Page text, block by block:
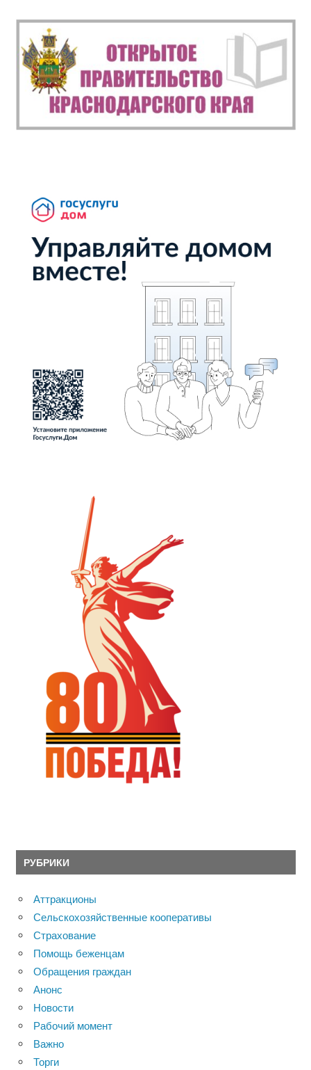
РУБРИКИ
Аттракционы
Сельскохозяйственные кооперативы
Страхование
Помощь беженцам
Обращения граждан
Анонс
Новости
Рабочий момент
Важно
Торги